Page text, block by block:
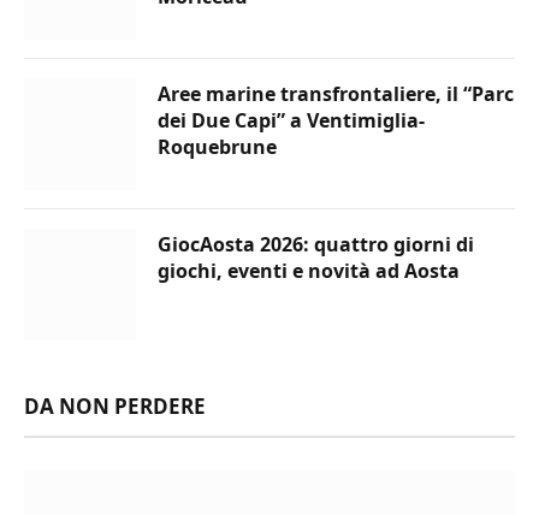
Aree marine transfrontaliere, il “Parc
dei Due Capi” a Ventimiglia-
Roquebrune
GiocAosta 2026: quattro giorni di
giochi, eventi e novità ad Aosta
DA NON PERDERE